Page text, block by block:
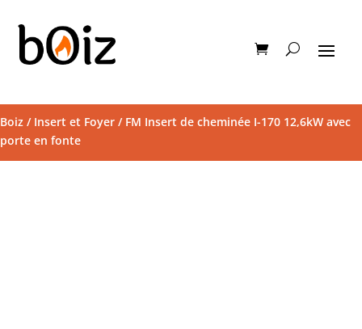
Boiz / Insert et Foyer / FM Insert de cheminée I-170 12,6kW avec
porte en fonte